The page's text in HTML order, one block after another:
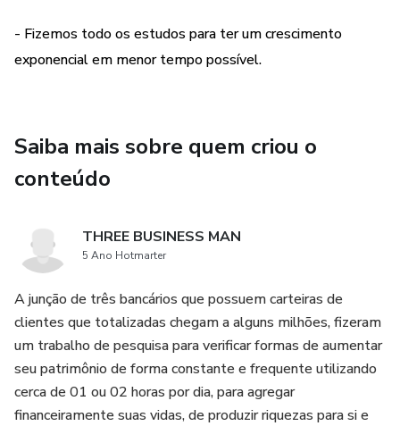
- Fizemos todo os estudos para ter um crescimento
exponencial em menor tempo possível.
Saiba mais sobre quem criou o
conteúdo
THREE BUSINESS MAN
5 Ano Hotmarter
A junção de três bancários que possuem carteiras de
clientes que totalizadas chegam a alguns milhões, fizeram
um trabalho de pesquisa para verificar formas de aumentar
seu patrimônio de forma constante e frequente utilizando
cerca de 01 ou 02 horas por dia, para agregar
financeiramente suas vidas, de produzir riquezas para si e